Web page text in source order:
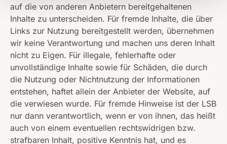
auf die von anderen Anbietern bereitgehaltenen
Inhalte zu unterscheiden. Für fremde Inhalte, die über
Links zur Nutzung bereitgestellt werden, übernehmen
wir keine Verantwortung und machen uns deren Inhalt
nicht zu Eigen. Für illegale, fehlerhafte oder
unvollständige Inhalte sowie für Schäden, die durch
die Nutzung oder Nichtnutzung der Informationen
entstehen, haftet allein der Anbieter der Website, auf
die verwiesen wurde. Für fremde Hinweise ist der LSB
nur dann verantwortlich, wenn er von ihnen, das heißt
auch von einem eventuellen rechtswidrigen bzw.
strafbaren Inhalt, positive Kenntnis hat, und es